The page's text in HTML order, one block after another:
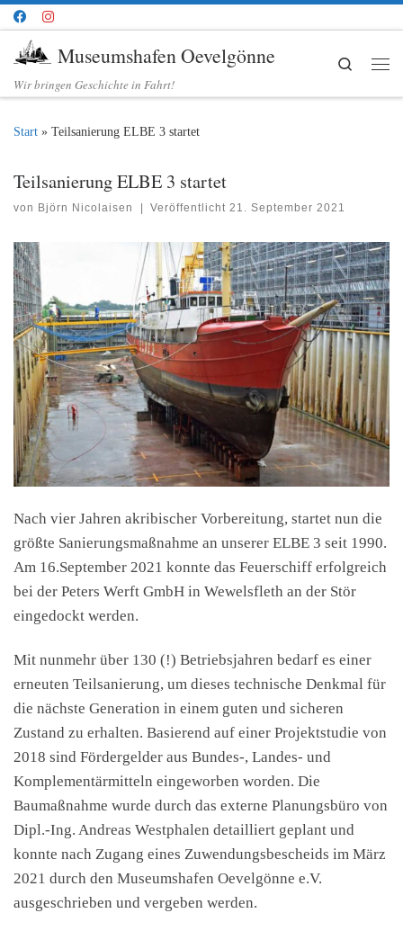
Zum Inhalt springen
Museumshafen Oevelgönne
Wir bringen Geschichte in Fahrt!
Search
Start » Teilsanierung ELBE 3 startet
Teilsanierung ELBE 3 startet
von Björn Nicolaisen Veröffentlicht21. September 2021
Nach vier Jahren akribischer Vorbereitung, startet nun die
größte Sanierungsmaßnahme an unserer ELBE 3 seit 1990.
Am 16.September 2021 konnte das Feuerschiff erfolgreich
bei der Peters Werft GmbH in Wewelsfleth an der Stör
eingedockt werden.
Mit nunmehr über 130 (!) Betriebsjahren bedarf es einer
erneuten Teilsanierung, um dieses technische Denkmal für
die nächste Generation in einem guten und sicheren
Zustand zu erhalten. Basierend auf einer Projektstudie von
2018 sind Fördergelder aus Bundes-, Landes- und
Komplementärmitteln eingeworben worden. Die
Baumaßnahme wurde durch das externe Planungsbüro von
Dipl.-Ing. Andreas Westphalen detailliert geplant und
konnte nach Zugang eines Zuwendungsbescheids im März
2021 durch den Museumshafen Oevelgönne e.V.
ausgeschrieben und vergeben werden.